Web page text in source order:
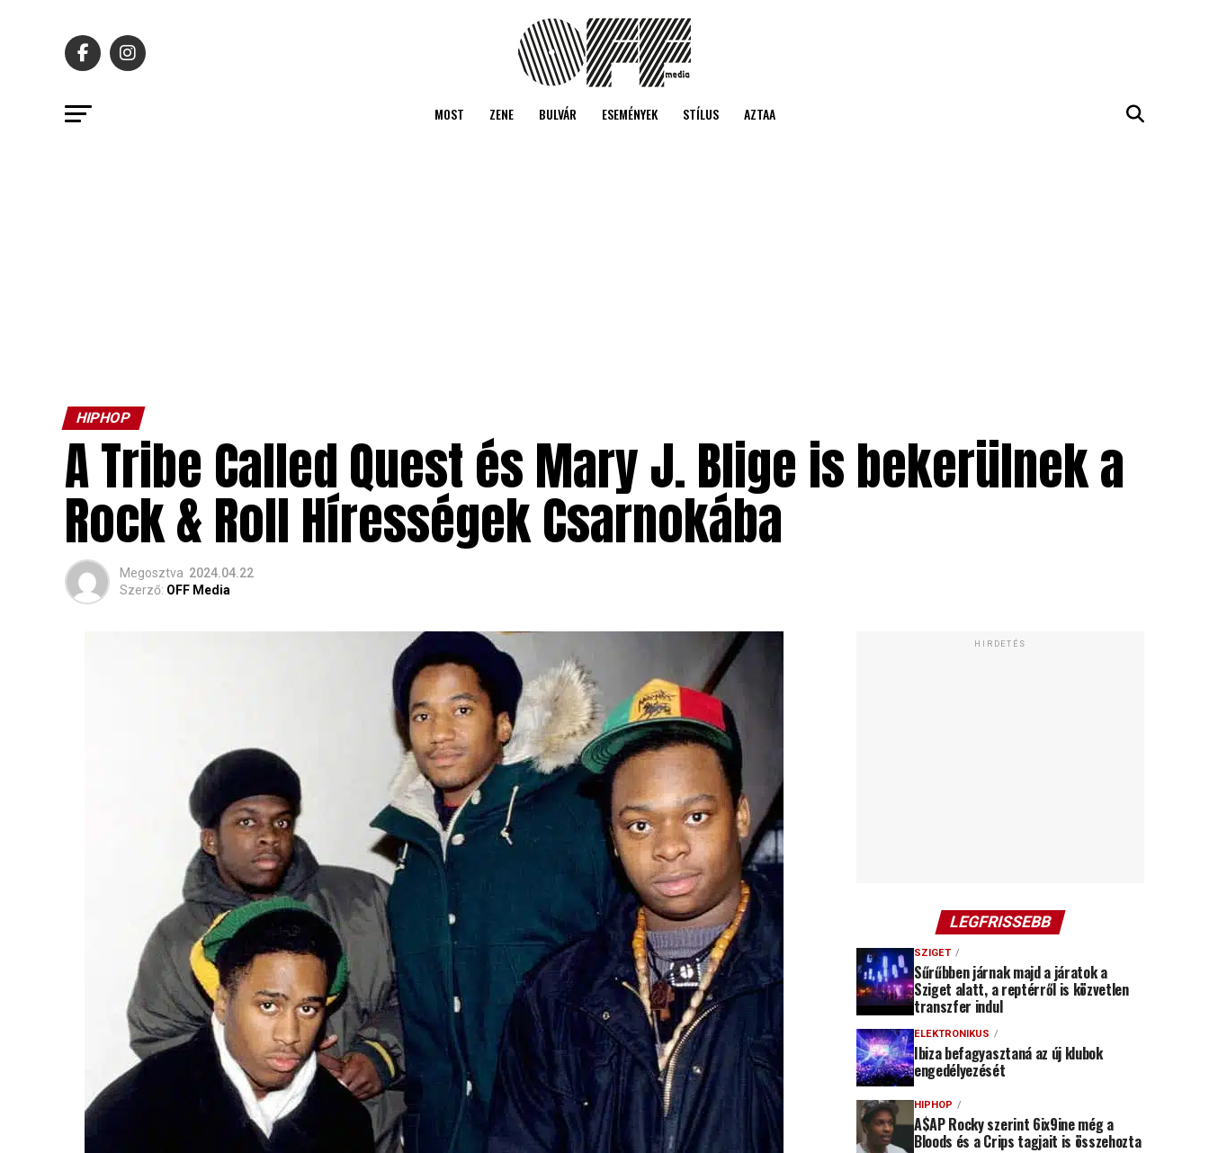
MOST ZENE BULVÁR ESEMÉNYEK STÍLUS AZTAA
HIPHOP
A Tribe Called Quest és Mary J. Blige is bekerülnek a
Rock & Roll Hírességek Csarnokába
Megosztva 2024.04.22
Szerző: OFF Media
HIRDETÉS
LEGFRISSEBB
SZIGET
Sűrűbben járnak majd a járatok a
Sziget alatt, a reptérről is közvetlen
transzfer indul
ELEKTRONIKUS
Ibiza befagyasztaná az új klubok
engedélyezését
HIPHOP
A$AP Rocky szerint 6ix9ine még a
Bloods és a Crips tagjait is összehozta